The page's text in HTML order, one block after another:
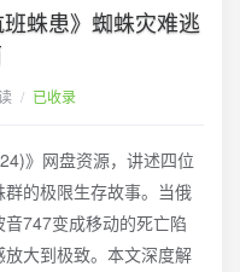
蛛患》蜘蛛灾难逃
/ 已收录
》网盘资源，讲述四位
的极限生存故事。当俄
747变成移动的死亡陷
大到极致。本文深度解